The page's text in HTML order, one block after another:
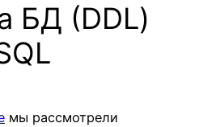
БД (DDL)
мы рассмотрели